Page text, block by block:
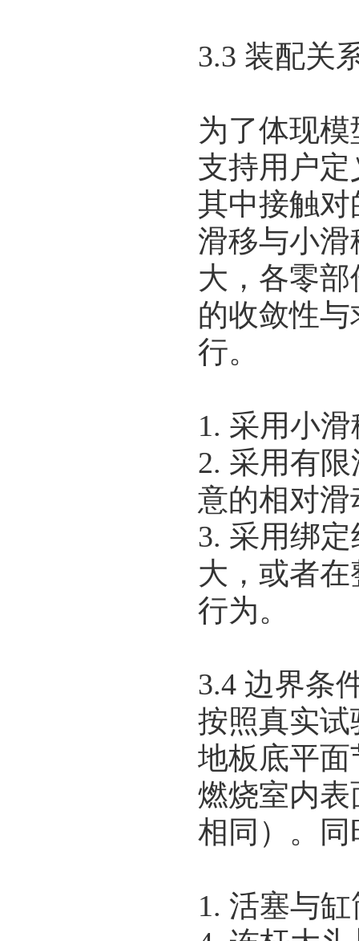
3.3 装配关
为了体现
支持用户
其中接触
滑移与小
大，各零
的收敛性
行。
1. 采用小
2. 采用有
意的相对
3. 采用绑
大，或者
行为。
3.4 边界条
按照真实
地板底平
燃烧室内
相同）。
1. 活塞与